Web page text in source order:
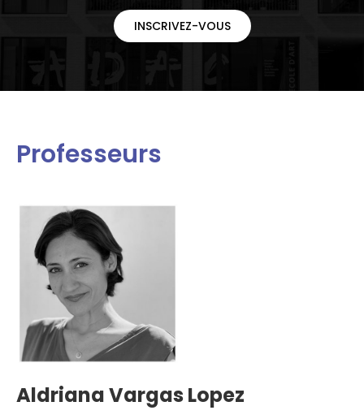
INSCRIVEZ-VOUS
Professeurs
Aldriana Vargas Lopez